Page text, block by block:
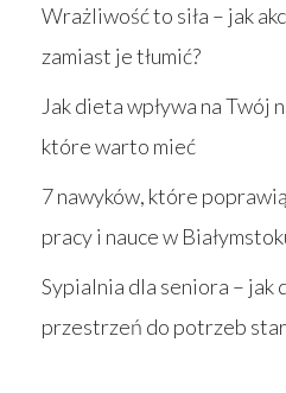
Wrażliwość to siła – jak
zamiast je tłumić?
Jak dieta wpływa na Twój
które warto mieć
7 nawyków, które
pracy i nauce w
Sypialnia dla seniora – jak
przestrzeń do potrzeb